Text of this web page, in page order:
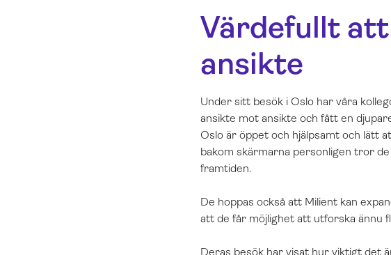
Värdefullt
ansikte
Under sitt besök i Oslo har våra
ansikte mot ansikte och fått en
Oslo är öppet och hjälpsamt och lätt
bakom skärmarna personligen tror
framtiden.
De hoppas också att Milient kan
att de får möjlighet att utforska ännu
Deras besök har visat hur viktigt det